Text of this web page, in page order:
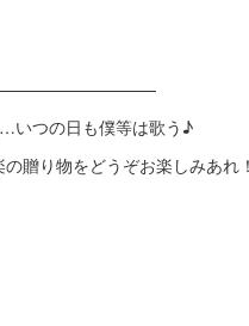
いつの日も僕等は歌う♪
贈り物をどうぞお楽しみあれ